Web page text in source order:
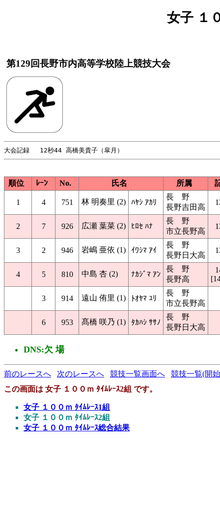
女子 １
第129回長野市内高等学校陸上競技大会
順位 ﾚｰﾝ No. 氏名 所属
1 4 751 林 明奏里 (2) ﾊﾔｼ ｱｶﾘ
長 野
長野吉田高
2 7 926 広瀬 葉菜 (2) ﾋﾛｾ ﾊﾅ
長 野
市立長野高
3 2 946 岩嶋 亜依 (1) ｲﾜｼﾏ ｱｲ
長 野
長野日大高
4 5 810 中島 杏 (2) ﾅｶｼﾞﾏ ｱﾝ
長 野
長野高
3 914 遠山 侑里 (1) ﾄｵﾔﾏ ﾕﾘ
長 野
市立長野高
6 953 髙橋 咲乃 (1) ﾀｶﾊｼ ｻｻﾉ
長 野
長野日大高
DNS:欠 場
前のレースへ 次のレースへ 競技一覧画面へ
競技一覧(開
この画面は 女子 １００ｍ ﾀｲﾑﾚｰｽ2組 です。
女子 １００ｍ ﾀｲﾑﾚｰｽ1組
女子 １００ｍ ﾀｲﾑﾚｰｽ2組
女子 １００ｍ ﾀｲﾑﾚｰｽ総合結果